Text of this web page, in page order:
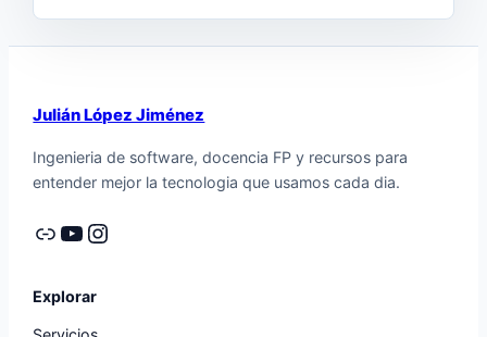
Julián López Jiménez
Ingenieria de software, docencia FP y recursos para
entender mejor la tecnologia que usamos cada dia.
Enlace YouTube Instagram
Explorar